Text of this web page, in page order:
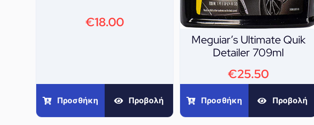
€18.00
Προσθήκη Προβολή
Meguiar’s Ultimate Quik
Detailer 709ml
€25.50
Προσθήκη Προβολή